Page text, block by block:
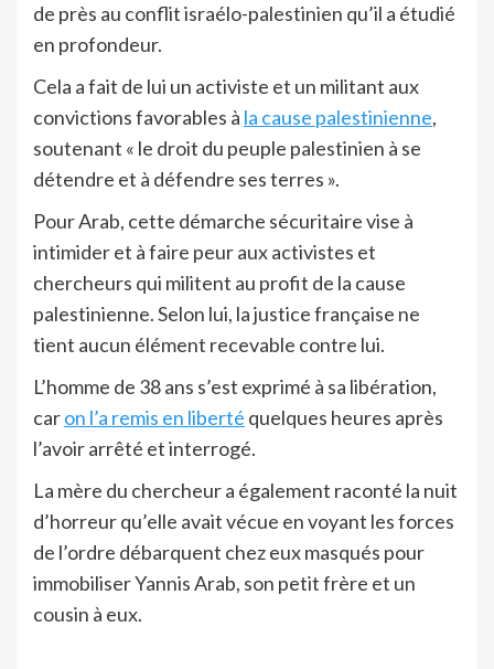
de près au conflit israélo-palestinien qu’il a étudié
en profondeur.
Cela a fait de lui un activiste et un militant aux
convictions favorables à la cause palestinienne,
soutenant « le droit du peuple palestinien à se
détendre et à défendre ses terres ».
Pour Arab, cette démarche sécuritaire vise à
intimider et à faire peur aux activistes et
chercheurs qui militent au profit de la cause
palestinienne. Selon lui, la justice française ne
tient aucun élément recevable contre lui.
L’homme de 38 ans s’est exprimé à sa libération,
caron l’a remis en liberté quelques heures après
l’avoir arrêté et interrogé.
La mère du chercheur a également raconté la nuit
d’horreur qu’elle avait vécue en voyant les forces
de l’ordre débarquent chez eux masqués pour
immobiliser Yannis Arab, son petit frère et un
cousin à eux.